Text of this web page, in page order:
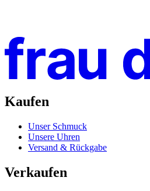
Kaufen
Unser Schmuck
Unsere Uhren
Versand & Rückgabe
Verkaufen